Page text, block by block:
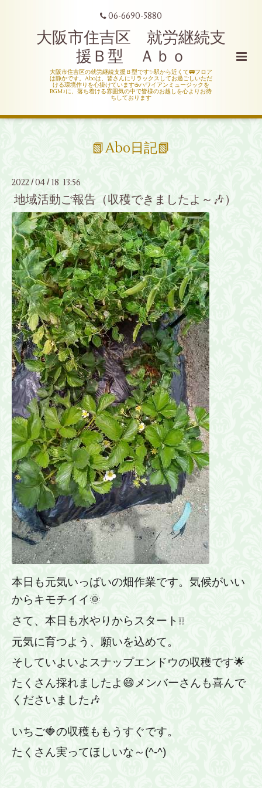
06-6690-5880
大阪市住吉区 就労継続支
援Ｂ型 Ａｂｏ
大阪市住吉区の就労継続支援Ｂ型です✨駅から近くて🚃フロア
は静かです。Aboは、皆さんにリラックスしてお過ごしいただ
ける環境作りを心掛けています☕ハワイアンミュージックを
BGM♪に、落ち着ける雰囲気の中で皆様のお越しを心よりお待
ちしております
📗Abo日記📗
2022 / 04 / 18 13:56
地域活動ご報告（収穫できましたよ～🎶）
本日も元気いっぱいの畑作業です。気候がいい
からキモチイイ🌞
さて、本日も水やりからスタート❕❕
元気に育つよう、願いを込めて。
そしていよいよスナップエンドウの収穫です🌟
たくさん採れましたよ😄メンバーさんも喜んで
くださいました🎶
いちご🍓の収穫ももうすぐです。
たくさん実ってほしいな～(^-^)